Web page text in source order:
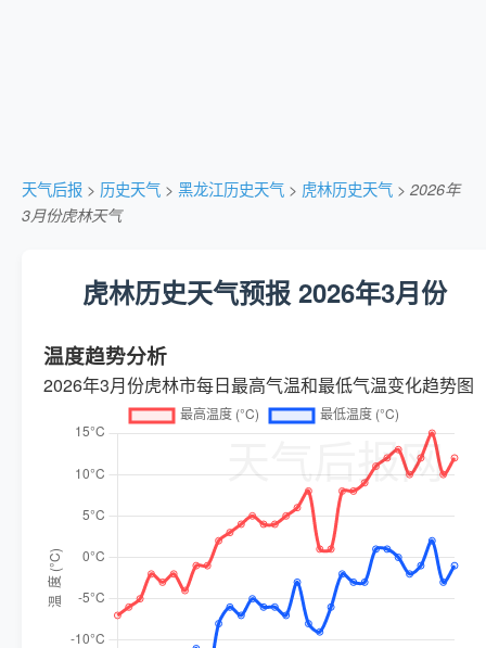
天气后报 > 历史天气 > 黑龙江历史天气 > 虎林历史天气 > 2026年
3月份虎林天气
虎林历史天气预报 2026年3月份
温度趋势分析
2026年3月份虎林市每日最高气温和最低气温变化趋势图